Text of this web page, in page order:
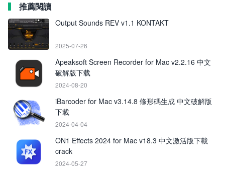
推薦閱讀
Output Sounds REV v1.1 KONTAKT
2025-07-26
Apeaksoft Screen Recorder for Mac v2.2.16 中文
破解版下载
2024-08-20
iBarcoder for Mac v3.14.8 條形碼生成 中文破解版
下載
2024-04-04
ON1 Effects 2024 for Mac v18.3 中文激活版下載
crack
2024-05-27